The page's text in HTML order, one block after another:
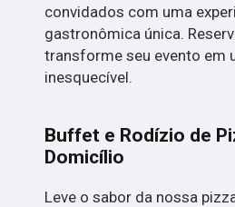
convidados com uma
gastronômica única.
transforme seu evento em
inesquecível.
Buffet e Rodízio de
Domicílio
Leve o sabor da nossa